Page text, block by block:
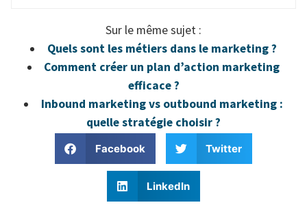
Sur le même sujet :
Quels sont les métiers dans le marketing ?
Comment créer un plan d’action marketing
efficace ?
Inbound marketing vs outbound marketing :
quelle stratégie choisir ?
Facebook Twitter
LinkedIn